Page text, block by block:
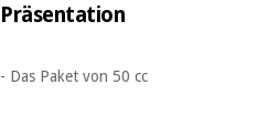
Präsentation
- Das Paket von 50 cc